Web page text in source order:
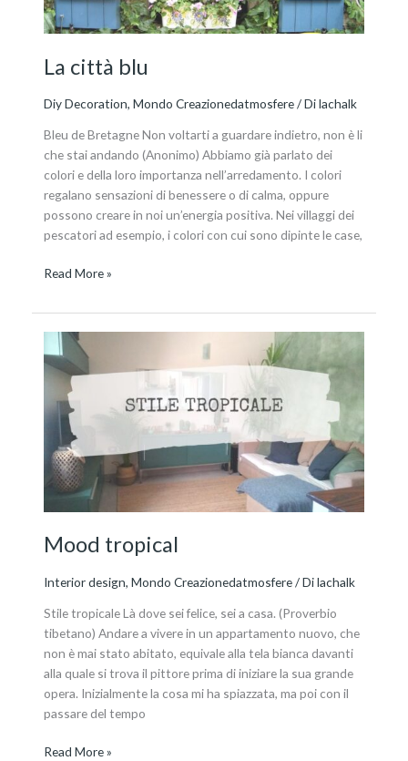
La città blu
Diy Decoration,Mondo Creazionedatmosfere/ Dilachalk
Bleu de Bretagne Non voltarti a guardare indietro, non è li
che stai andando (Anonimo) Abbiamo già parlato dei
colori e della loro importanza nell’arredamento. I colori
regalano sensazioni di benessere o di calma, oppure
possono creare in noi un’energia positiva. Nei villaggi dei
pescatori ad esempio, i colori con cui sono dipinte le case,
Read More »
Mood tropical
Interior design,Mondo Creazionedatmosfere/ Dilachalk
Stile tropicale Là dove sei felice, sei a casa. (Proverbio
tibetano) Andare a vivere in un appartamento nuovo, che
non è mai stato abitato, equivale alla tela bianca davanti
alla quale si trova il pittore prima di iniziare la sua grande
opera. Inizialmente la cosa mi ha spiazzata, ma poi con il
passare del tempo
Mood
tropical
Read More »